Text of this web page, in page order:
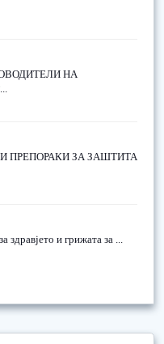
НА
ПРЕПОРАКИ ЗА ЗАШТИТА
здравјето и грижата за ...